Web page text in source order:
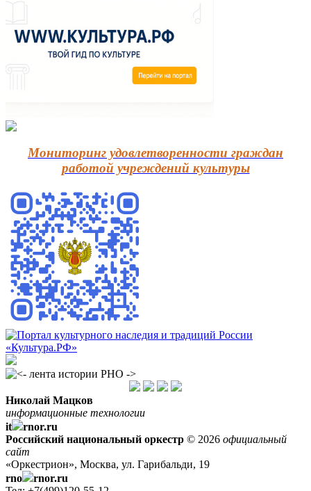
Мониторинг удовлетворенности граждан
работой учреждений культуры
Николай Мацков
информационные технологии
it
rnor.ru
Российский национальный оркестр © 2026 официальный
сайт
«Оркестрион», Москва, ул. Гарибальди, 19
rno
rnor.ru